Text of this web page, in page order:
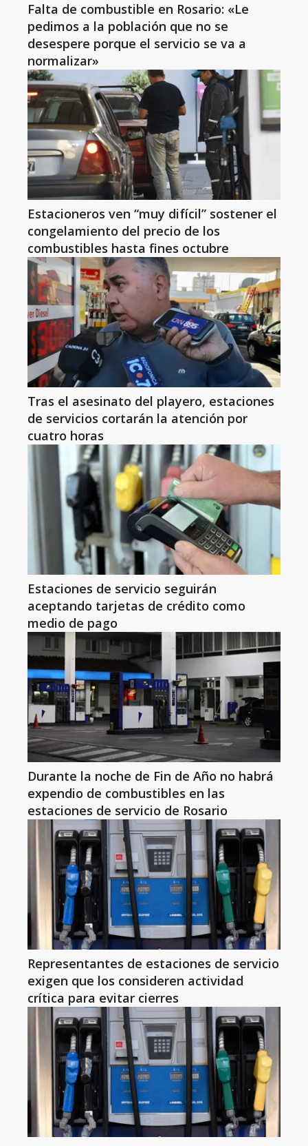
Falta de combustible en Rosario: «Le
pedimos a la población que no se
desespere porque el servicio se va a
normalizar»
Estacioneros ven “muy difícil” sostener el
congelamiento del precio de los
combustibles hasta fines octubre
Tras el asesinato del playero, estaciones
de servicios cortarán la atención por
cuatro horas
Estaciones de servicio seguirán
aceptando tarjetas de crédito como
medio de pago
Durante la noche de Fin de Año no habrá
expendio de combustibles en las
estaciones de servicio de Rosario
Representantes de estaciones de servicio
exigen que los consideren actividad
crítica para evitar cierres